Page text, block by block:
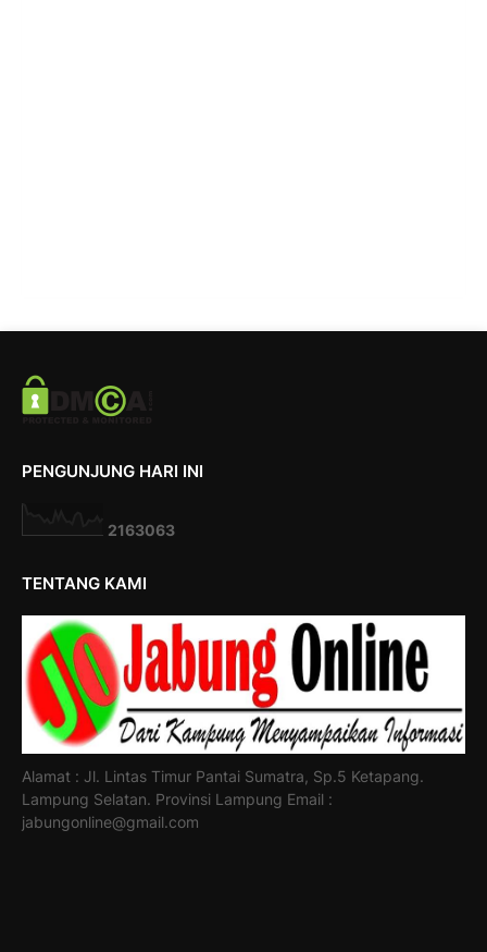
PENGUNJUNG HARI INI
2163063
TENTANG KAMI
Alamat : Jl. Lintas Timur Pantai Sumatra, Sp.5 Ketapang.
Lampung Selatan. Provinsi Lampung Email :
jabungonline@gmail.com